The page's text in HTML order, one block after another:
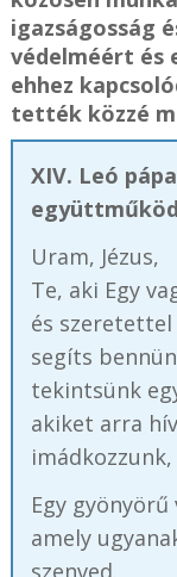
igazságosság
védelméért és
ehhez
tették közzé
XIV. Leó
Uram, Jézus,
Te, aki Egy
és
segíts
tekintsünk
akiket arra
Egy
amely
szenved.